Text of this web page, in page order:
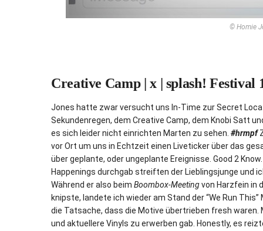
© Homie
Creative Camp | x | splash! Festival
Jones hatte zwar versucht uns In-Time zur Secret
Sekundenregen, dem Creative Camp, dem Knobi Satt
es sich leider nicht einrichten Marten zu sehen. #hrmpf
vor Ort um uns in Echtzeit einen Liveticker über das
über geplante, oder ungeplante Ereignisse. Good 2
Happenings durchgab streiften der Lieblingsjunge und
Während er also beim Boombox-Meetingvon Harzfein in
knipste, landete ich wieder am Stand der “We Run
die Tatsache, dass die Motive übertrieben fresh
und aktuellere Vinyls zu erwerben gab. Honestly, es